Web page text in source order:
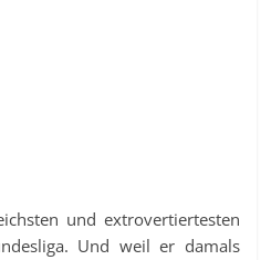
und extrovertiertesten
Und weil er damals